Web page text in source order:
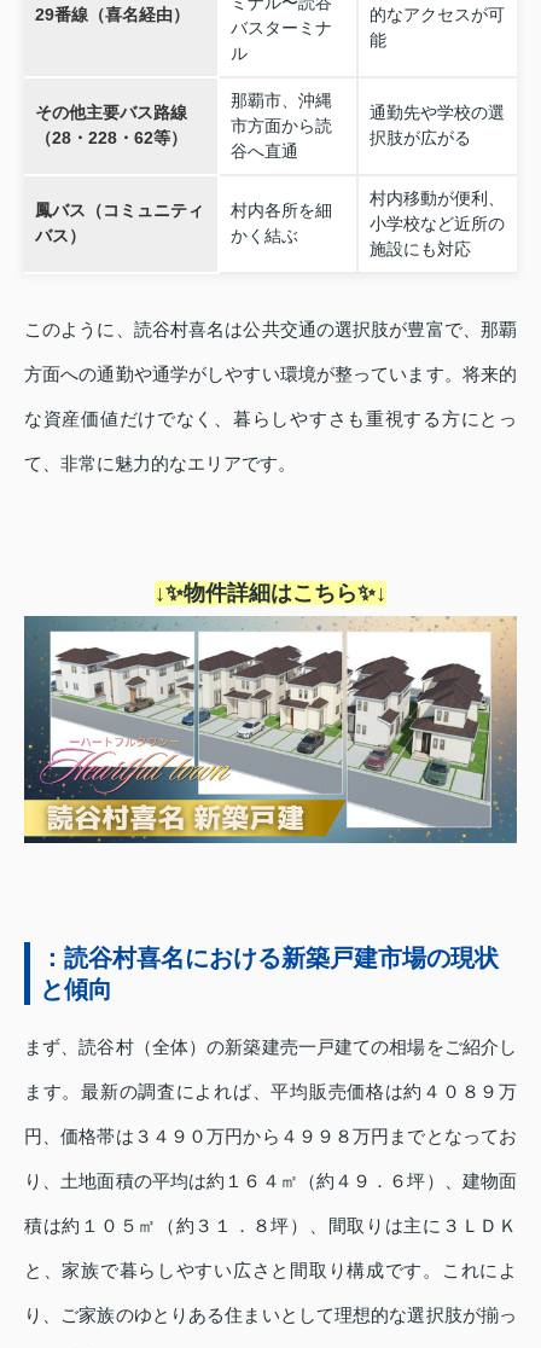
29番線（喜名経由）
バスターミナ
ル
的なアクセスが可
能
その他主要バス路線
（28・228・62等）
那覇市、沖縄
市方面から読
谷へ直通
通勤先や学校の選
択肢が広がる
鳳バス（コミュニティ
バス）
村内各所を細
かく結ぶ
村内移動が便利、
小学校など近所の
施設にも対応
このように、読谷村喜名は公共交通の選択肢が豊富で、那覇
方面への通勤や通学がしやすい環境が整っています。将来的
な資産価値だけでなく、暮らしやすさも重視する方にとっ
て、非常に魅力的なエリアです。
↓✨物件詳細はこちら✨↓
：読谷村喜名における新築戸建市場の現状
と傾向
まず、読谷村（全体）の新築建売一戸建ての相場をご紹介し
ます。最新の調査によれば、平均販売価格は約４０８９万
円、価格帯は３４９０万円から４９９８万円までとなってお
り、土地面積の平均は約１６４㎡（約４９．６坪）、建物面
積は約１０５㎡（約３１．８坪）、間取りは主に３ＬＤＫ
と、家族で暮らしやすい広さと間取り構成です。これによ
り、ご家族のゆとりある住まいとして理想的な選択肢が揃っ